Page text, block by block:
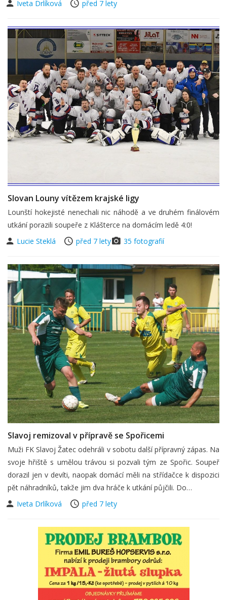
Iveta Drlíková před 7 lety
Slovan Louny vítězem krajské ligy
Lounští hokejisté nenechali nic náhodě a ve druhém finálovém
utkání porazili soupeře z Klášterce na domácím ledě 4:0!
Lucie Steklá
před 7 lety 35 fotografií
Slavoj remizoval v přípravě se Spořicemi
Muži FK Slavoj Žatec odehráli v sobotu další přípravný zápas. Na
svoje hřiště s umělou trávou si pozvali tým ze Spořic. Soupeř
dorazil jen v devíti, naopak domácí měli na střídačce k dispozici
pět náhradníků, takže jim dva hráče k utkání půjčili. Do…
Iveta Drlíková
před 7 lety